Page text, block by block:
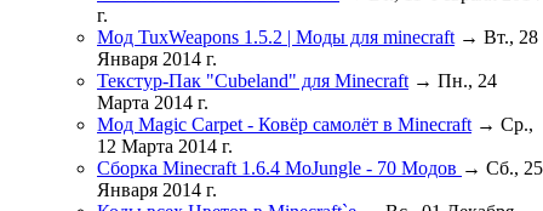
г.
Мод TuxWeapons 1.5.2 | Моды для minecraft → Вт., 28
Января 2014 г.
Текстур-Пак "Cubeland" для Minecraft → Пн., 24
Марта 2014 г.
Мод Magic Carpet - Ковёр самолёт в Minecraft → Ср.,
12 Марта 2014 г.
Сборка Minecraft 1.6.4 MoJungle - 70 Модов → Сб., 25
Января 2014 г.